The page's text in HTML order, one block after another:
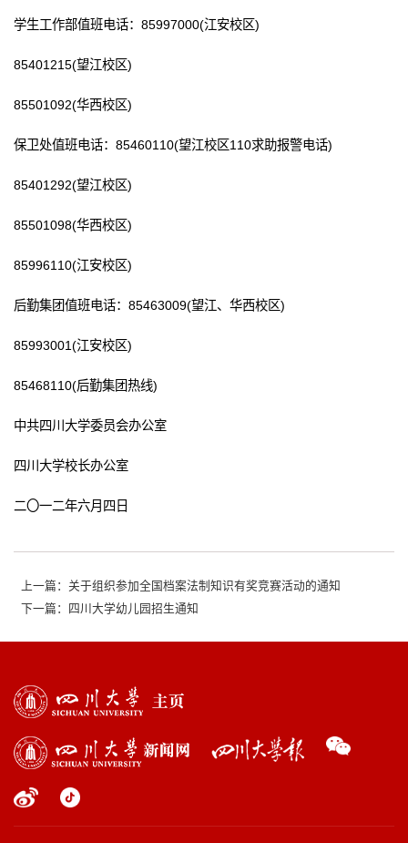
学生工作部值班电话：85997000(江安校区)
85401215(望江校区)
85501092(华西校区)
保卫处值班电话：85460110(望江校区110求助报警电话)
85401292(望江校区)
85501098(华西校区)
85996110(江安校区)
后勤集团值班电话：85463009(望江、华西校区)
85993001(江安校区)
85468110(后勤集团热线)
中共四川大学委员会办公室
四川大学校长办公室
二〇一二年六月四日
上一篇：关于组织参加全国档案法制知识有奖竞赛活动的通知
下一篇：四川大学幼儿园招生通知